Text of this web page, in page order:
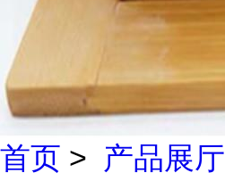
首页 > 产品展厅